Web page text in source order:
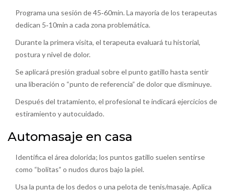
Programa una sesión de 45‑60min. La mayoría de los terapeutas
dedican 5‑10min a cada zona problemática.
Durante la primera visita, el terapeuta evaluará tu historial,
postura y nivel de dolor.
Se aplicará presión gradual sobre el punto gatillo hasta sentir
una liberación o “punto de referencia” de dolor que disminuye.
Después del tratamiento, el profesional te indicará ejercicios de
estiramiento y autocuidado.
Automasaje en casa
Identifica el área dolorida; los puntos gatillo suelen sentirse
como “bolitas” o nudos duros bajo la piel.
Usa la punta de los dedos o una pelota de tenis/masaje. Aplica